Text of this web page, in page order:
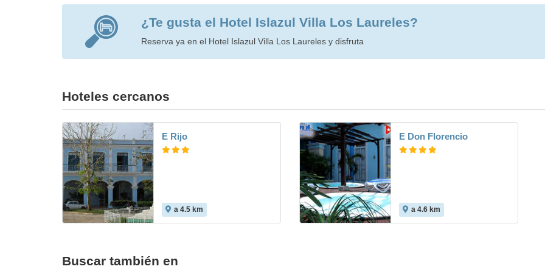
¿Te gusta el Hotel Islazul Villa Los Laureles?
Reserva ya en el Hotel Islazul Villa Los Laureles y disfruta
Hoteles cercanos
E Rijo
a 4.5 km
E Don Florencio
a 4.6 km
Buscar también en